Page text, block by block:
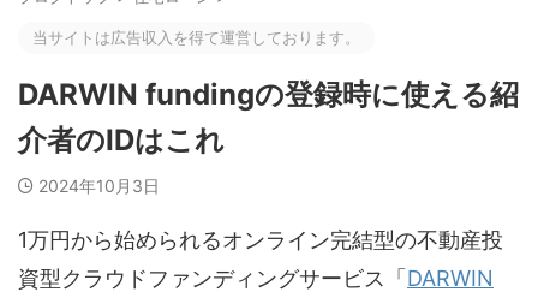
当サイトは広告収入を得て運営しております。
DARWIN fundingの登録時に使える紹
介者のIDはこれ
2024年10月3日
1万円から始められるオンライン完結型の不動産投
資型クラウドファンディングサービス「 DARWIN